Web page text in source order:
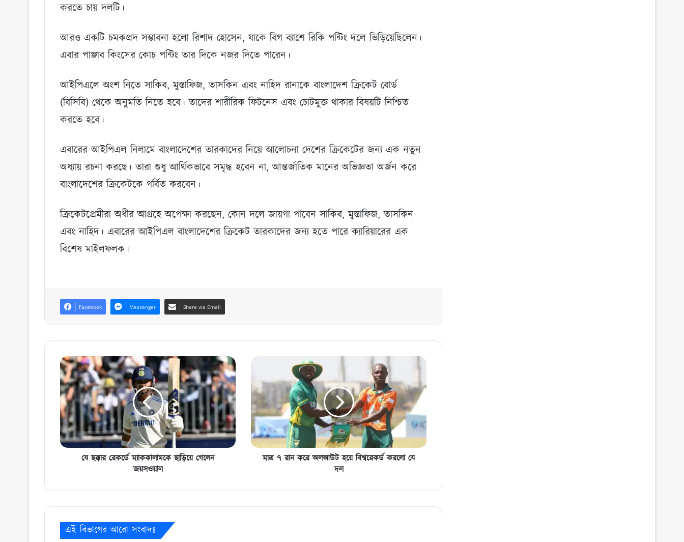
করতে চায় দলটি।
আরও একটি চমকপ্রদ সম্ভাবনা হলো রিশাদ হোসেন, যাকে বিগ ব্যাশে রিকি পন্টিং দলে ভিড়িয়েছিলেন।
এবার পাঞ্জাব কিংসের কোচ পন্টিং তার দিকে নজর দিতে পারেন।
আইপিএলে অংশ নিতে সাকিব, মুস্তাফিজ, তাসকিন এবং নাহিদ রানাকে বাংলাদেশ ক্রিকেট বোর্ড
(বিসিবি) থেকে অনুমতি নিতে হবে। তাদের শারীরিক ফিটনেস এবং চোটমুক্ত থাকার বিষয়টি নিশ্চিত
করতে হবে।
এবারের আইপিএল নিলামে বাংলাদেশের তারকাদের নিয়ে আলোচনা দেশের ক্রিকেটের জন্য এক নতুন
অধ্যায় রচনা করছে। তারা শুধু আর্থিকভাবে সমৃদ্ধ হবেন না, আন্তর্জাতিক মানের অভিজ্ঞতা অর্জন করে
বাংলাদেশের ক্রিকেটকে গর্বিত করবেন।
ক্রিকেটপ্রেমীরা অধীর আগ্রহে অপেক্ষা করছেন, কোন দলে জায়গা পাবেন সাকিব, মুস্তাফিজ, তাসকিন
এবং নাহিদ। এবারের আইপিএল বাংলাদেশের ক্রিকেট তারকাদের জন্য হতে পারে ক্যারিয়ারের এক
বিশেষ মাইলফলক।
Facebook Messenger Share via Email
যে
ছক্কার
রেকর্ডে
ম্যাককালামকে
ছাড়িয়ে
গেলেন
জয়সওয়াল
যে ছক্কার রেকর্ডে ম্যাককালামকে ছাড়িয়ে গেলেন
জয়সওয়াল
রান
করে
অলআউট
হয়ে
বিশ্বরেকর্ড
করলো
যে
মাত্র ৭ রান করে অলআউট হয়ে বিশ্বরেকর্ড করলো যে
দল
এই বিভাগের আরো সংবাদঃ